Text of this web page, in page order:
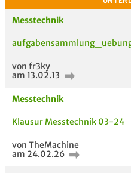
Bewertung
Messtechnik
von fr3ky
am 13.02.13
Messtechnik
Klausur Messtechnik 03-24
von TheMachine
am 24.02.26